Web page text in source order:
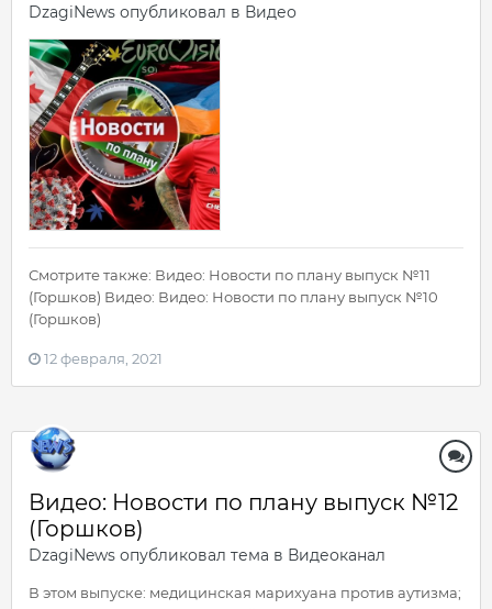
DzagiNews опубликовал в Видео
Смотрите также: Видео: Новости по плану выпуск №11
(Горшков) Видео: Видео: Новости по плану выпуск №10
(Горшков)
12 февраля, 2021
Видео: Новости по плану выпуск №12
(Горшков)
DzagiNews опубликовал тема в Видеоканал
В этом выпуске: медицинская марихуана против аутизма;